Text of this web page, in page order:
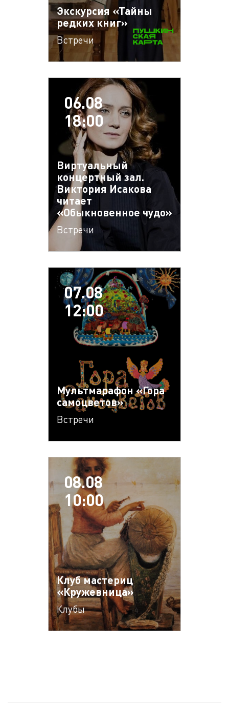
Экскурсия «Тайны
редких книг»
Встречи
06.08
18:00
Виртуальный
концертный зал.
Виктория Исакова
читает
«Обыкновенное чудо»
Встречи
07.08
12:00
Мультмарафон «Гора
самоцветов»
Встречи
08.08
10:00
Клуб мастериц
«Кружевница»
Клубы